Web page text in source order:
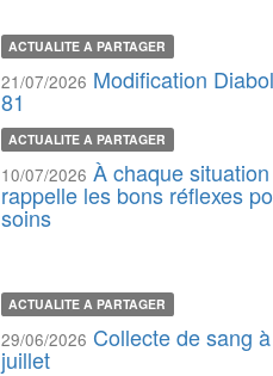
ACTUALITE A PARTAGER
21/07/2026 Modification
81
ACTUALITE A PARTAGER
10/07/2026 À chaque
rappelle les bons réflexes
soins
ACTUALITE A PARTAGER
29/06/2026 Collecte de sang
juillet